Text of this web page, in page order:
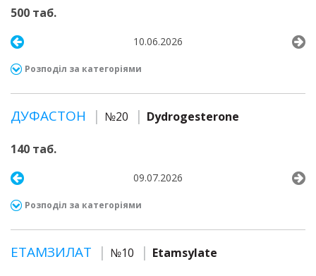
500 таб.
10.06.2026
Розподіл за категоріями
ДУФАСТОН №20 Dydrogesterone
140 таб.
09.07.2026
Розподіл за категоріями
ЕТАМЗИЛАТ №10 Etamsylate